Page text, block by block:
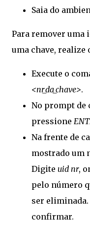
Saia do
Para remover uma
uma chave, realize
Execute o
<nr_da_chave>.
No prompt de
pressione
Na frente de
mostrado um
Digite uid nr,
pelo número
ser
confirmar.